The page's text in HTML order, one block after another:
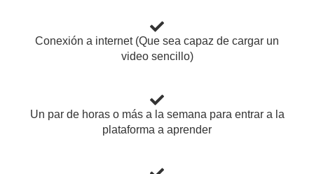
Conexión a internet (Que sea capaz de cargar un
video sencillo)
Un par de horas o más a la semana para entrar a la
plataforma a aprender